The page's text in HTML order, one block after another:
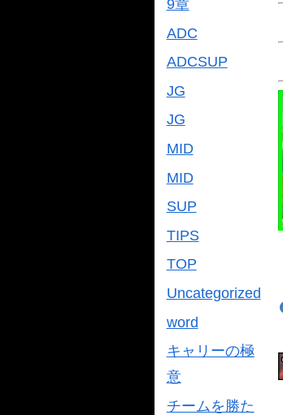
9章
ADC
ADCSUP
JG
JG
MID
MID
SUP
TIPS
TOP
Uncategorized
word
キャリーの極
意
チームを勝た